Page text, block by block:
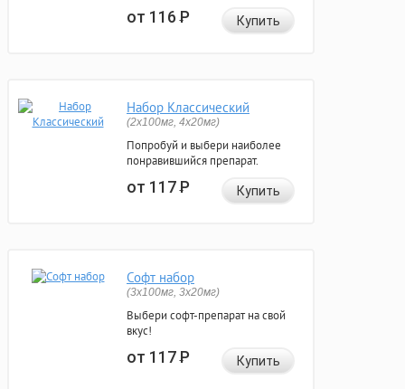
от 116Р Купить
Набор Классический
(2x100мг, 4x20мг)
Попробуй и выбери наиболее
понравившийся препарат.
от 117Р Купить
Софт набор
(3x100мг, 3x20мг)
Выбери софт-препарат на свой
вкус!
от 117Р Купить